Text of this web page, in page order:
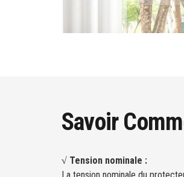
Savoir
√ Tension nominale :